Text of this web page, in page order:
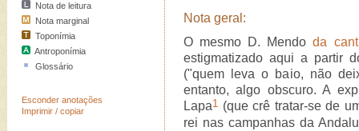
Nota de leitura
Nota marginal
Toponímia
Antroponímia
Glossário
Esconder anotações
Imprimir / copiar
Nota geral:
O mesmo D. Mendoda
estigmatizado aqui a partir
("quem leva o baio, não
entanto, algo obscuro. A
Lapa1
(que crê tratar-se de
rei nas campanhas da